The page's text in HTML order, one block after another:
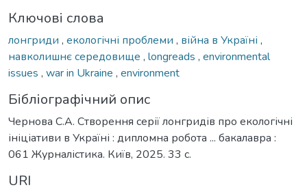
Ключові слова
лонгриди , екологічні проблеми , війна в Україні ,
навколишнє середовище , longreads , environmental
issues , war in Ukraine , environment
Бібліографічний опис
Чернова С.А. Створення серії лонгридів про екологічні
ініціативи в Україні : дипломна робота ... бакалавра :
061 Журналістика. Київ, 2025. 33 с.
URI